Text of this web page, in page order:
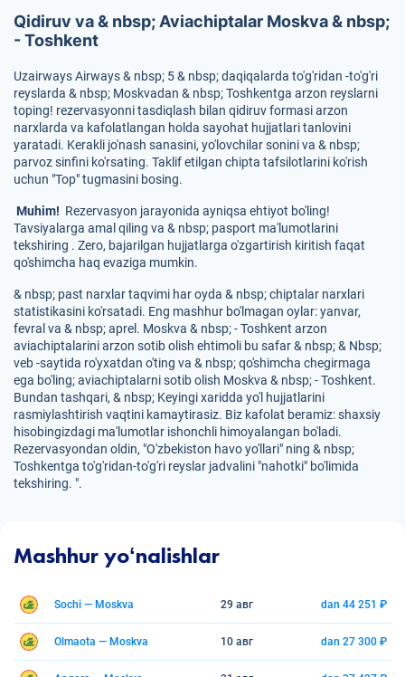
Qidiruv va & nbsp; Aviachiptalar Moskva & nbsp;
- Toshkent
Uzairways Airways & nbsp; 5 & nbsp; daqiqalarda to'g'ridan -to'g'ri
reyslarda & nbsp; Moskvadan & nbsp; Toshkentga arzon reyslarni
toping! rezervasyonni tasdiqlash bilan qidiruv formasi arzon
narxlarda va kafolatlangan holda sayohat hujjatlari tanlovini
yaratadi. Kerakli jo'nash sanasini, yo'lovchilar sonini va & nbsp;
parvoz sinfini ko'rsating. Taklif etilgan chipta tafsilotlarini ko'rish
uchun "Top" tugmasini bosing.
Muhim! Rezervasyon jarayonida ayniqsa ehtiyot bo'ling!
Tavsiyalarga amal qiling va & nbsp; pasport ma'lumotlarini
tekshiring . Zero, bajarilgan hujjatlarga o'zgartirish kiritish faqat
qo'shimcha haq evaziga mumkin.
& nbsp; past narxlar taqvimi har oyda & nbsp; chiptalar narxlari
statistikasini ko'rsatadi. Eng mashhur bo'lmagan oylar: yanvar,
fevral va & nbsp; aprel. Moskva & nbsp; - Toshkent arzon
aviachiptalarini arzon sotib olish ehtimoli bu safar & nbsp; & Nbsp;
veb -saytida ro'yxatdan o'ting va & nbsp; qo'shimcha chegirmaga
ega bo'ling; aviachiptalarni sotib olish Moskva & nbsp; - Toshkent.
Bundan tashqari, & nbsp; Keyingi xaridda yo'l hujjatlarini
rasmiylashtirish vaqtini kamaytirasiz. Biz kafolat beramiz: shaxsiy
hisobingizdagi ma'lumotlar ishonchli himoyalangan bo'ladi.
Rezervasyondan oldin, "O'zbekiston havo yo'llari" ning & nbsp;
Toshkentga to'g'ridan-to'g'ri reyslar jadvalini "nahotki" bo'limida
tekshiring. ".
Mashhur yoʻnalishlar
Sochi — Moskva 29 авг dan 44 251 ₽
Olmaota — Moskva 10 авг dan 27 300 ₽